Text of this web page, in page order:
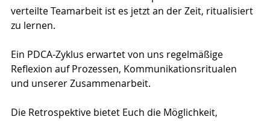
verteilte Teamarbeit ist es jetzt an der Zeit, ritualisiert
zu lernen.
Ein PDCA-Zyklus erwartet von uns regelmäßige
Reflexion auf Prozessen, Kommunikationsritualen
und unserer Zusammenarbeit.
Die Retrospektive bietet Euch die Möglichkeit,